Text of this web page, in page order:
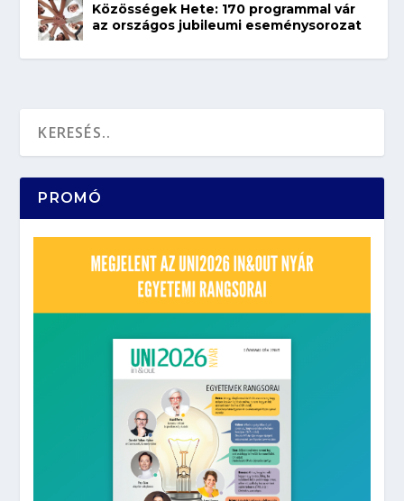
Közösségek Hete: 170 programmal vár
az országos jubileumi eseménysorozat
PROMÓ